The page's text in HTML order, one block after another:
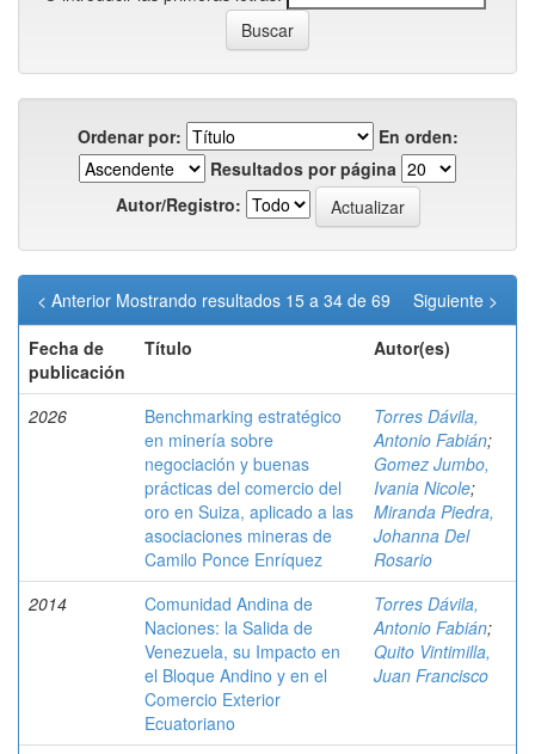
Ordenar por:
En orden:
Resultados por página
Autor/Registro:
Mostrando resultados 15 a 34 de 69
< Anterior
Siguiente >
Fecha de
publicación
Título Autor(es)
2026
Benchmarking estratégico
en minería sobre
negociación y buenas
prácticas del comercio del
oro en Suiza, aplicado a las
asociaciones mineras de
Camilo Ponce Enríquez
Torres Dávila,
Antonio Fabián;
Gomez Jumbo,
Ivania Nicole;
Miranda Piedra,
Johanna Del
Rosario
2014
Comunidad Andina de
Naciones: la Salida de
Venezuela, su Impacto en
el Bloque Andino y en el
Comercio Exterior
Ecuatoriano
Torres Dávila,
Antonio Fabián;
Quito Vintimilla,
Juan Francisco